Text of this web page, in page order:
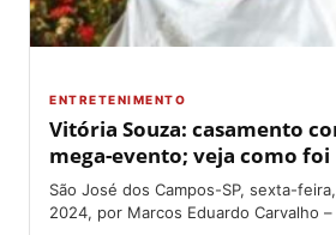
ENTRETENIMENTO
Vitória Souza: casamento
mega-evento; veja como foi
São José dos Campos-SP, sexta-
2024, por Marcos Eduardo Carvalho